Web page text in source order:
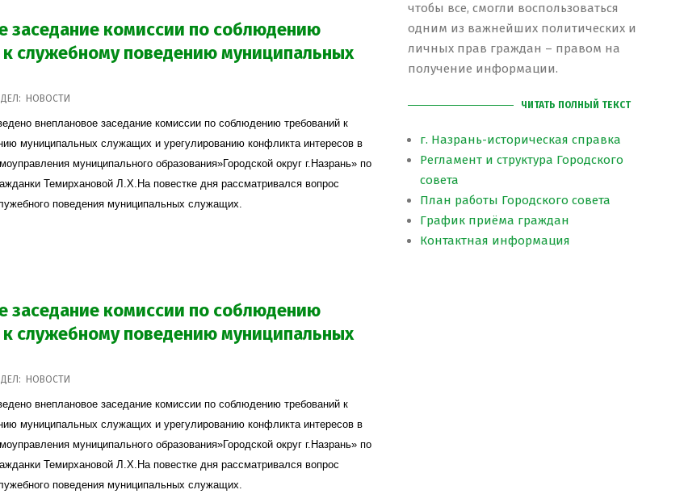
заседание комиссии по соблюдению
служебному поведению муниципальных
НОВОСТИ
внеплановое заседание комиссии по соблюдению требований к
муниципальных служащих и урегулированию конфликта интересов в
муниципального образования»Городской округ г.Назрань» по
Темирхановой Л.Х.На повестке дня рассматривался вопрос
поведения муниципальных служащих.
заседание комиссии по соблюдению
служебному поведению муниципальных
НОВОСТИ
внеплановое заседание комиссии по соблюдению требований к
муниципальных служащих и урегулированию конфликта интересов в
муниципального образования»Городской округ г.Назрань» по
Темирхановой Л.Х.На повестке дня рассматривался вопрос
поведения муниципальных служащих.
чтобы все, смогли воспользоваться
одним из важнейших политических и
личных прав граждан – правом на
получение информации.
ЧИТАТЬ ПОЛНЫЙ ТЕКСТ
г. Назрань-историческая справка
Регламент и структура Городского
совета
План работы Городского совета
График приёма граждан
Контактная информация